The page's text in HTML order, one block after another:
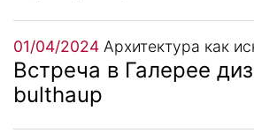
01/04/2024 Архитектура как
Встреча в Галерее
bulthaup